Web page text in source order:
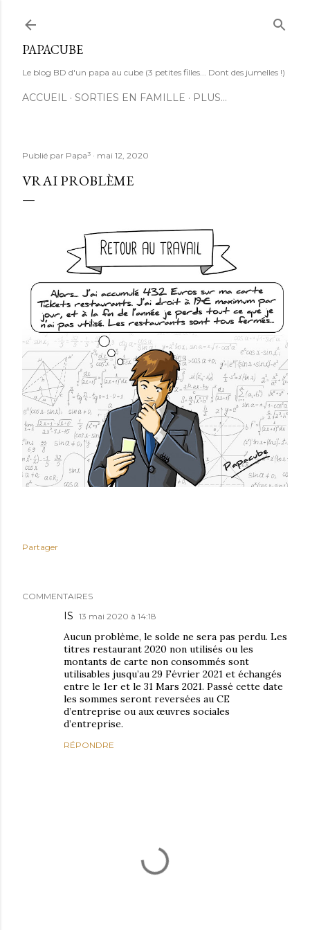
PAPACUBE
Le blog BD d'un papa au cube (3 petites filles... Dont des jumelles !)
ACCUEIL SORTIES EN FAMILLE PLUS…
Publié par Papa³ mai 12, 2020
VRAI PROBLÈME
Partager
COMMENTAIRES
IS 13 mai 2020 à 14:18
Aucun problème, le solde ne sera pas perdu. Les
titres restaurant 2020 non utilisés ou les
montants de carte non consommés sont
utilisables jusqu’au 29 Février 2021 et échangés
entre le 1er et le 31 Mars 2021. Passé cette date
les sommes seront reversées au CE
d’entreprise ou aux œuvres sociales
d’entreprise.
RÉPONDRE